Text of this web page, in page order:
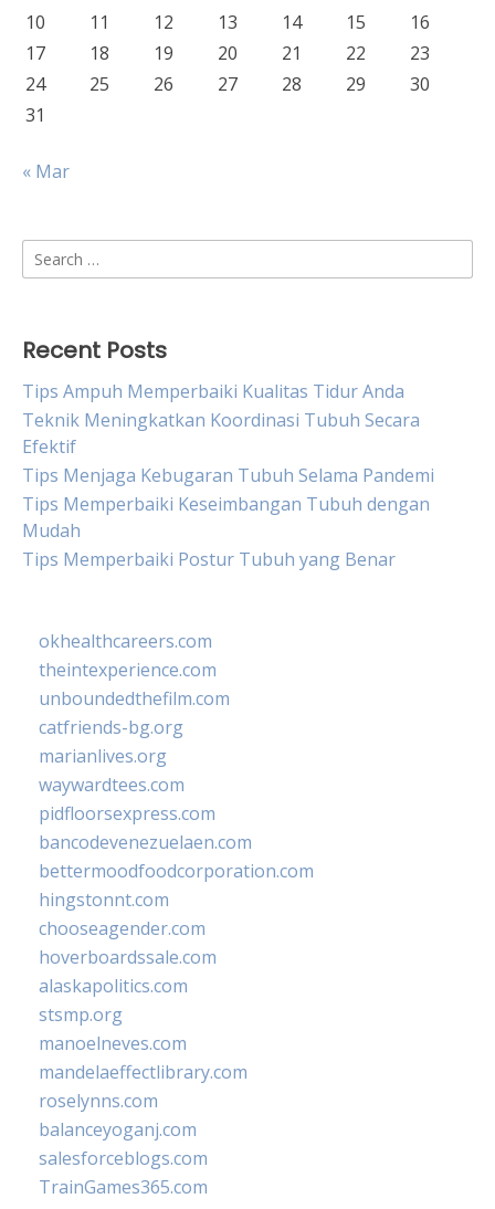
10
11 12 13 14 15
16
17
18 19 20 21 22
23
24
25 26 27 28 29
30
31
« Mar
Search
for:
Recent Posts
Tips Ampuh Memperbaiki Kualitas Tidur Anda
Teknik Meningkatkan Koordinasi Tubuh Secara
Efektif
Tips Menjaga Kebugaran Tubuh Selama Pandemi
Tips Memperbaiki Keseimbangan Tubuh dengan
Mudah
Tips Memperbaiki Postur Tubuh yang Benar
okhealthcareers.com
theintexperience.com
unboundedthefilm.com
catfriends-bg.org
marianlives.org
waywardtees.com
pidfloorsexpress.com
bancodevenezuelaen.com
bettermoodfoodcorporation.com
hingstonnt.com
chooseagender.com
hoverboardssale.com
alaskapolitics.com
stsmp.org
manoelneves.com
mandelaeffectlibrary.com
roselynns.com
balanceyoganj.com
salesforceblogs.com
TrainGames365.com